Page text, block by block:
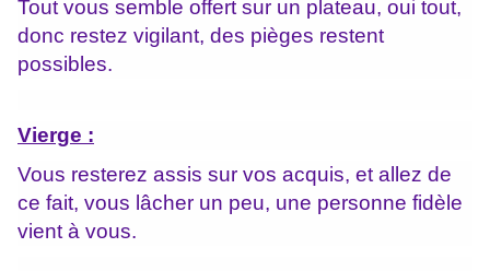
Tout vous semble offert sur un plateau, oui tout,
donc restez vigilant, des pièges restent
possibles.
Vierge :
Vous resterez assis sur vos acquis, et allez de
ce fait, vous lâcher un peu, une personne fidèle
vient à vous.